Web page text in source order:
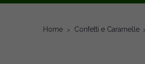
Home Confetti e Caramelle